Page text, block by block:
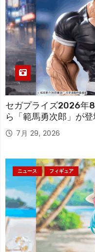
セガプライズ2026年
ら「範馬勇次郎」が
7月 29, 2026
ニュース フィギュア